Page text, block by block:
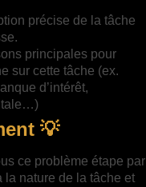
précise de la tâche
principales pour
sur cette tâche (ex.
d’intérêt,
💡
ce problème étape par
la nature de la tâche et